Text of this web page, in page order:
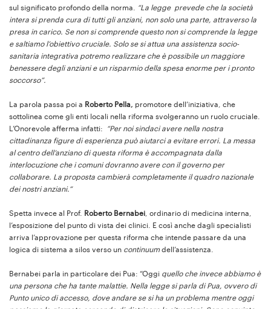
sul significato profondo della norma. “La legge prevede che la società
intera si prenda cura di tutti gli anziani, non solo una parte, attraverso la
presa in carico. Se non si comprende questo non si comprende la legge
e saltiamo l’obiettivo cruciale. Solo se si attua una assistenza socio-
sanitaria integrativa potremo realizzare che è possibile un maggiore
benessere degli anziani e un risparmio della spesa enorme per i pronto
soccorso”.
La parola passa poi a Roberto Pella, promotore dell’iniziativa, che
sottolinea come gli enti locali nella riforma svolgeranno un ruolo cruciale.
L’Onorevole afferma infatti:
“Per noi sindaci avere nella nostra
cittadinanza figure di esperienza può aiutarci a evitare errori. La messa
al centro dell’anziano di questa riforma è accompagnata dalla
interlocuzione che i comuni dovranno avere con il governo per
collaborare. La proposta cambierà completamente il quadro nazionale
dei nostri anziani.”
Spetta invece al Prof. Roberto Bernabei, ordinario di medicina interna,
l’esposizione del punto di vista dei clinici. E così anche dagli specialisti
arriva l’approvazione per questa riforma che intende passare da una
logica di sistema a silos verso un continuum dell’assistenza.
Bernabei parla in particolare dei Pua: “Oggi quello che invece abbiamo è
una persona che ha tante malattie. Nella legge si parla di Pua, ovvero di
Punto unico di accesso, dove andare se si ha un problema mentre oggi